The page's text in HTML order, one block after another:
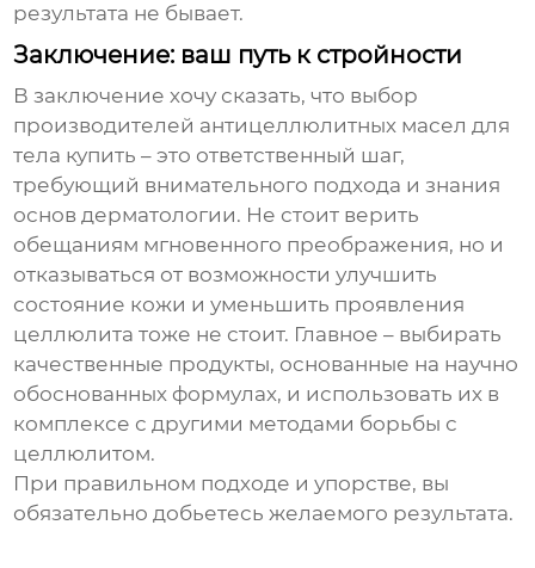
результата не бывает.
Заключение: ваш путь к стройности
В заключение хочу сказать, что выбор
производителей антицеллюлитных масел для
тела купить – это ответственный шаг,
требующий внимательного подхода и знания
основ дерматологии. Не стоит верить
обещаниям мгновенного преображения, но и
отказываться от возможности улучшить
состояние кожи и уменьшить проявления
целлюлита тоже не стоит. Главное – выбирать
качественные продукты, основанные на научно
обоснованных формулах, и использовать их в
комплексе с другими методами борьбы с
целлюлитом.
При правильном подходе и упорстве, вы
обязательно добьетесь желаемого результата.